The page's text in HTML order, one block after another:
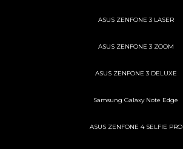
ASUS ZENFONE 3 LASER
ASUS ZENFONE 3 ZOOM
ASUS ZENFONE 3 DELUXE
Samsung Galaxy Note Edge
ASUS ZENFONE 4 SELFIE PRO